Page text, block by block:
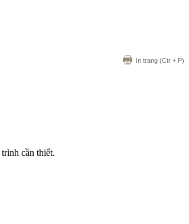
In trang (Ctr + P)
cần thiết.